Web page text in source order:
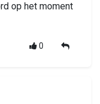
op het moment
0